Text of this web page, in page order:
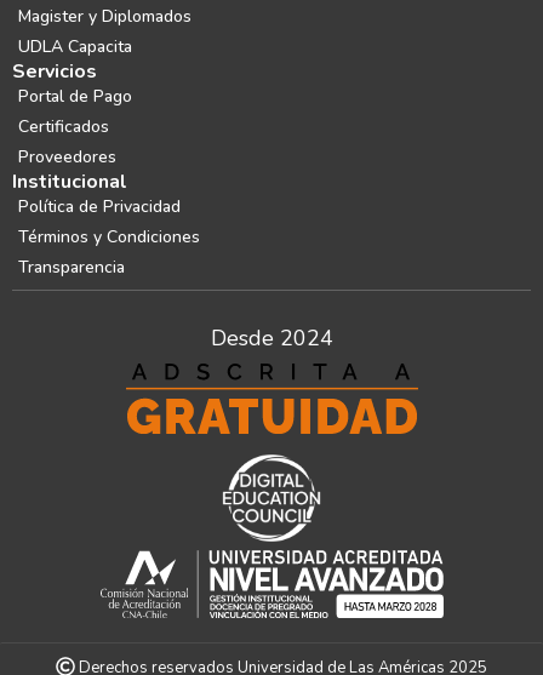
Magister y Diplomados
UDLA Capacita
Servicios
Portal de Pago
Certificados
Proveedores
Institucional
Política de Privacidad
Términos y Condiciones
Transparencia
Desde 2024
Derechos reservados Universidad de Las Américas 2025